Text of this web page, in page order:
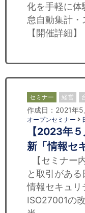
化を手軽に体
怠自動集計
【開催詳細
セミナー 経営
作成日：2021年5
オープンセミナー
【2023年
新「情報セ
【セミナー
と取引があ
情報セキュリ
ISO27001の